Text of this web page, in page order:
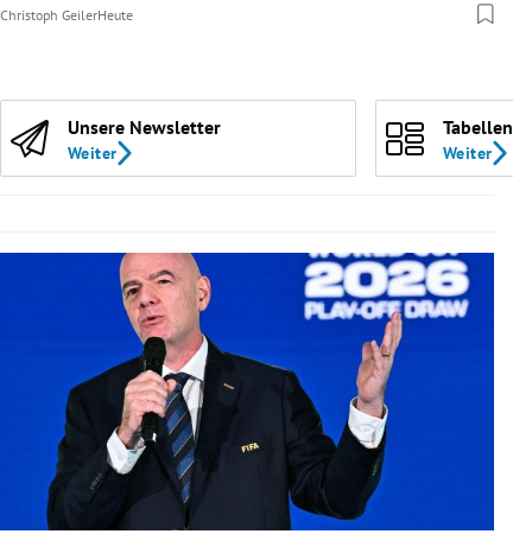
Christoph GeilerHeute
Unsere Newsletter
Weiter
Tabellen
Weiter